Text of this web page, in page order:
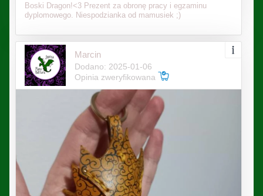
Boski Dragon!<3 Prezent za obronę pracy i egzaminu
dyplomowego. Niespodzianka od mamusiek ;)
Marcin
Dodano: 2025-01-06
Opinia zweryfikowana